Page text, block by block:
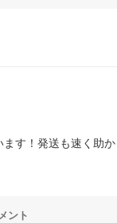
りいただけるよう、こ
す！発送も速く助か
ント